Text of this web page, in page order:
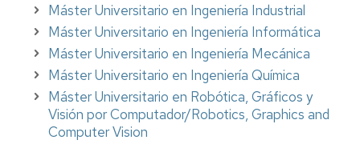
Máster Universitario en Ingeniería Industrial
Máster Universitario en Ingeniería Informática
Máster Universitario en Ingeniería Mecánica
Máster Universitario en Ingeniería Química
Máster Universitario en Robótica, Gráficos y
Visión por Computador/Robotics, Graphics and
Computer Vision